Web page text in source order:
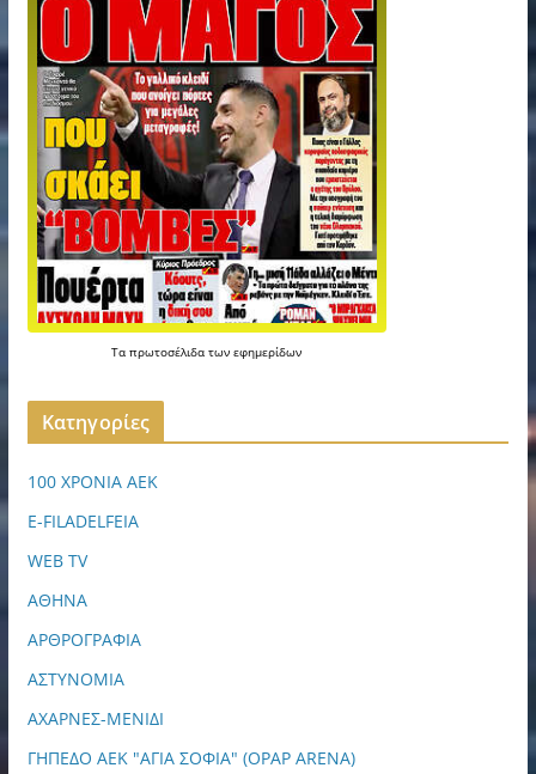
Ταπρωτοσέλιδατωνεφημερίδων
Kατηγορίες
100 ΧΡΟΝΙΑ ΑΕΚ
E-FILADELFEIA
WEB TV
ΑΘΗΝΑ
ΑΡΘΡΟΓΡΑΦΙΑ
ΑΣΤΥΝΟΜΙΑ
ΑΧΑΡΝΕΣ-ΜΕΝΙΔΙ
ΓΗΠΕΔΟ ΑΕΚ "ΑΓΙΑ ΣΟΦΙΑ" (OPAP ARENA)